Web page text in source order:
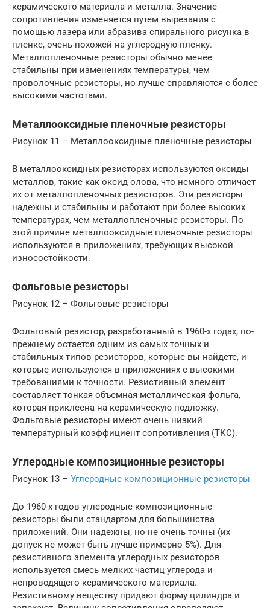
керамического материала и металла. Значение
сопротивления изменяется путем вырезания с
помощью лазера или абразива спирального рисунка в
пленке, очень похожей на углеродную пленку.
Металлопленочные резисторы обычно менее
стабильны при изменениях температуры, чем
проволочные резисторы, но лучше справляются с более
высокими частотами.
Металлооксидные пленочные резисторы
Рисунок 11 – Металлооксидные пленочные резисторы
В металлооксидных резисторах используются оксиды
металлов, такие как оксид олова, что немного отличает
их от металлопленочных резисторов. Эти резисторы
надежны и стабильны и работают при более высоких
температурах, чем металлопленочные резисторы. По
этой причине металлооксидные пленочные резисторы
используются в приложениях, требующих высокой
износостойкости.
Фольговые резисторы
Рисунок 12 – Фольговые резисторы
Фольговый резистор, разработанный в 1960-х годах, по-
прежнему остается одним из самых точных и
стабильных типов резисторов, которые вы найдете, и
которые используются в приложениях с высокими
требованиями к точности. Резистивный элемент
составляет тонкая объемная металлическая фольга,
которая приклеена на керамическую подложку.
Фольговые резисторы имеют очень низкий
температурный коэффициент сопротивления (ТКС).
Углеродные композиционные резисторы
Рисунок 13 – Углеродные композиционные резисторы
До 1960-х годов углеродные композиционные
резисторы были стандартом для большинства
приложений. Они надежны, но не очень точны (их
допуск не может быть лучше примерно 5%). Для
резистивного элемента углеродных резисторов
используется смесь мелких частиц углерода и
непроводящего керамического материала.
Резистивному веществу придают форму цилиндра и